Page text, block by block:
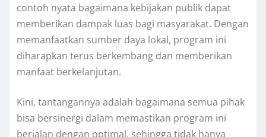
contoh nyata bagaimana kebijakan publik dapat
memberikan dampak luas bagi masyarakat. Dengan
memanfaatkan sumber daya lokal, program ini
diharapkan terus berkembang dan memberikan
manfaat berkelanjutan.
Kini, tantangannya adalah bagaimana semua pihak
bisa bersinergi dalam memastikan program ini
berjalan dengan optimal, sehingga tidak hanya